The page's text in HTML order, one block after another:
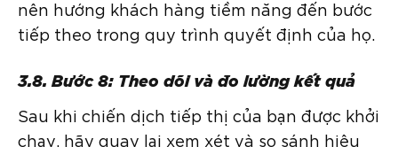
nên hướng khách hàng tiềm năng đến bước
tiếp theo trong quy trình quyết định của họ.
3.8. Bước 8: Theo dõi và đo lường kết quả
Sau khi chiến dịch tiếp thị của bạn được khởi
chạy, hãy quay lại xem xét và so sánh hiệu